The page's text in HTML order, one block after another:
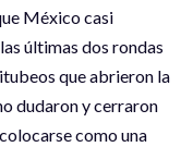
México casi
últimas dos rondas
que abrieron la
dudaron y cerraron
como una